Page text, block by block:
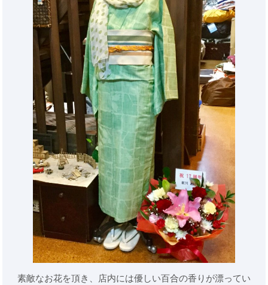
素敵なお花を頂き、店内には優しい百合の香りが漂ってい